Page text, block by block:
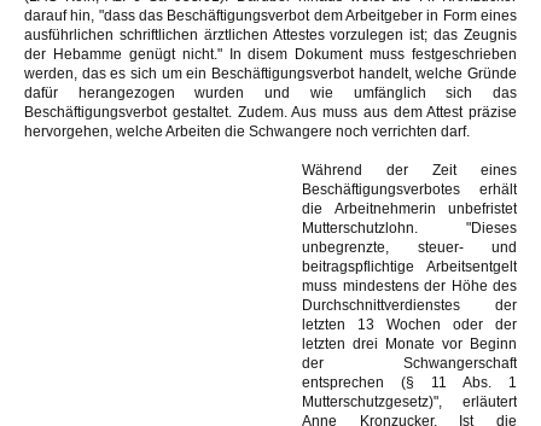
darauf hin, "dass das Beschäftigungsverbot dem Arbeitgeber in Form eines
ausführlichen schriftlichen ärztlichen Attestes vorzulegen ist; das Zeugnis
der Hebamme genügt nicht." In disem Dokument muss festgeschrieben
werden, das es sich um ein Beschäftigungsverbot handelt, welche Gründe
dafür herangezogen wurden und wie umfänglich sich das
Beschäftigungsverbot gestaltet. Zudem. Aus muss aus dem Attest präzise
hervorgehen, welche Arbeiten die Schwangere noch verrichten darf.
Während der Zeit eines
Beschäftigungsverbotes erhält
die Arbeitnehmerin unbefristet
Mutterschutzlohn. "Dieses
unbegrenzte, steuer- und
beitragspflichtige Arbeitsentgelt
muss mindestens der Höhe des
Durchschnittverdienstes der
letzten 13 Wochen oder der
letzten drei Monate vor Beginn
der Schwangerschaft
entsprechen (§ 11 Abs. 1
Mutterschutzgesetz)", erläutert
Anne Kronzucker. Ist die